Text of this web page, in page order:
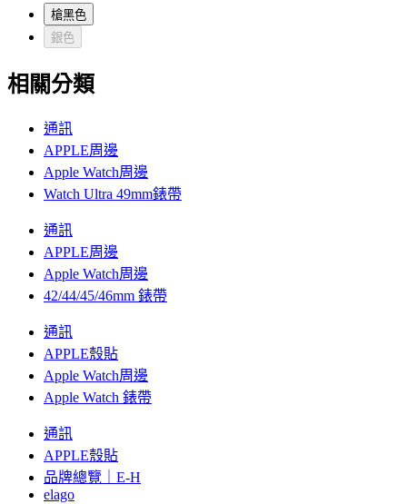
槍黑色
銀色
相關分類
通訊
APPLE周邊
Apple Watch周邊
Watch Ultra 49mm錶帶
通訊
APPLE周邊
Apple Watch周邊
42/44/45/46mm 錶帶
通訊
APPLE殼貼
Apple Watch周邊
Apple Watch 錶帶
通訊
APPLE殼貼
品牌總覽｜E-H
elago